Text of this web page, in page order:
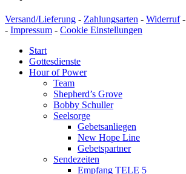
Versand/Lieferung - Zahlungsarten - Widerruf-
- Impressum - Cookie Einstellungen
Start
Gottesdienste
Hour of Power
Team
Shepherd’s Grove
Bobby Schuller
Seelsorge
Gebetsanliegen
New Hope Line
Gebetspartner
Sendezeiten
Empfang TELE 5